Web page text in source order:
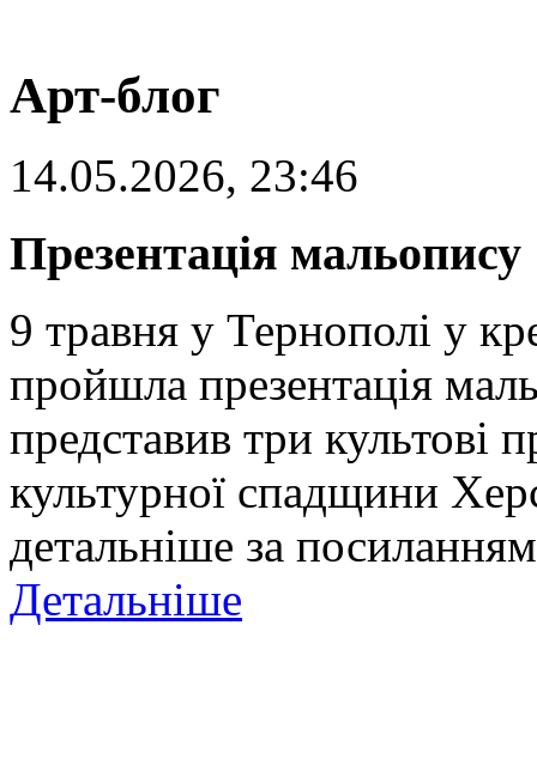
Арт-блог
14.05.2026, 23:46
Презентація
9 травня у Тернополі у
пройшла презентація
представив три культові
культурної спадщини
детальніше за
Детальніше